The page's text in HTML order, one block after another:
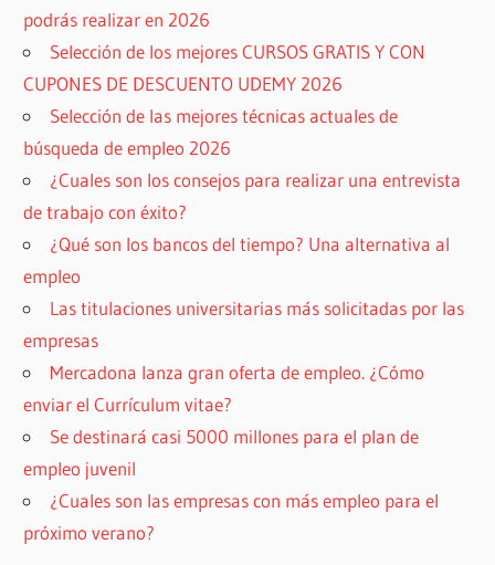
podrás realizar en 2026
Selección de los mejores CURSOS GRATIS Y CON
CUPONES DE DESCUENTO UDEMY 2026
Selección de las mejores técnicas actuales de
búsqueda de empleo 2026
¿Cuales son los consejos para realizar una entrevista
de trabajo con éxito?
¿Qué son los bancos del tiempo? Una alternativa al
empleo
Las titulaciones universitarias más solicitadas por las
empresas
Mercadona lanza gran oferta de empleo. ¿Cómo
enviar el Currículum vitae?
Se destinará casi 5000 millones para el plan de
empleo juvenil
¿Cuales son las empresas con más empleo para el
próximo verano?